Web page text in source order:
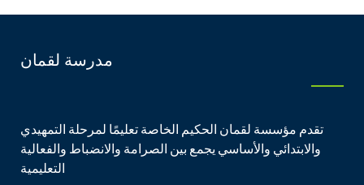
مدرسة لقمان
تقدم مؤسسة لقمان الحكيم الخاصة تعليمًا لمرحلة التمهيدي
والابتدائي والأساسي يجمع بين الصرامة والانضباط والفعالية
التعليمية